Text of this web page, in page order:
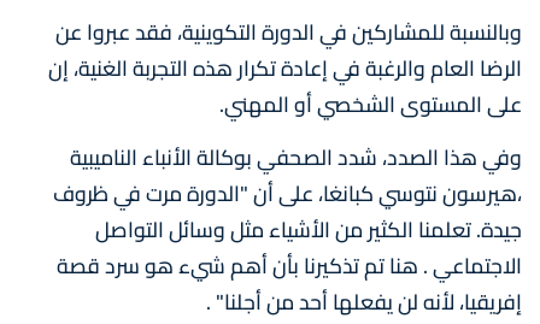
وبالنسبة للمشاركين في الدورة التكوينية، فقد عبروا عن
الرضا العام والرغبة في إعادة تكرار هذه التجربة الغنية، إن
على المستوى الشخصي أو المهني.
وفي هذا الصدد، شدد الصحفي بوكالة الأنباء الناميبية
،هيرسون نتوسي كبانغا، على أن "الدورة مرت في ظروف
جيدة. تعلمنا الكثير من الأشياء مثل وسائل التواصل
الاجتماعي . هنا تم تذكيرنا بأن أهم شيء هو سرد قصة
إفريقيا، لأنه لن يفعلها أحد من أجلنا" .